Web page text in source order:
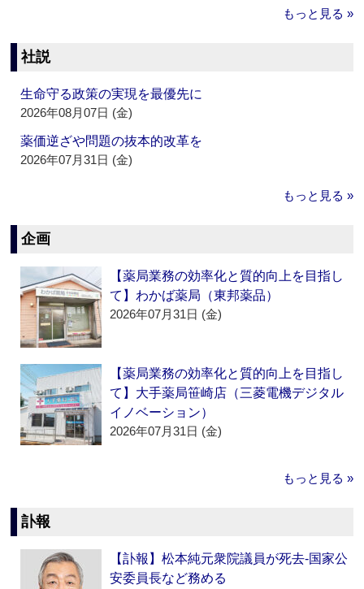
もっと見る »
社説
生命守る政策の実現を最優先に
2026年08月07日 (金)
薬価逆ざや問題の抜本的改革を
2026年07月31日 (金)
もっと見る »
企画
【薬局業務の効率化と質的向上を目指し
て】わかば薬局（東邦薬品）
2026年07月31日 (金)
【薬局業務の効率化と質的向上を目指し
て】大手薬局笹崎店（三菱電機デジタル
イノベーション）
2026年07月31日 (金)
もっと見る »
訃報
【訃報】松本純元衆院議員が死去‐国家公
安委員長など務める